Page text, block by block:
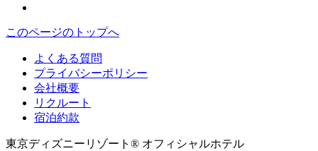
このページのトップへ
よくある質問
プライバシーポリシー
会社概要
リクルート
宿泊約款
東京ディズニーリゾート® オフィシャルホテル